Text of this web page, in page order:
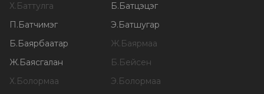
Х.Баттулга Б.Батцэцэг
П.Батчимэг Э.Батшугар
Б.Баярбаатар Ж.Баярмаа
Ж.Баясгалан Б.Бейсен
Х.Болормаа Э.Болормаа